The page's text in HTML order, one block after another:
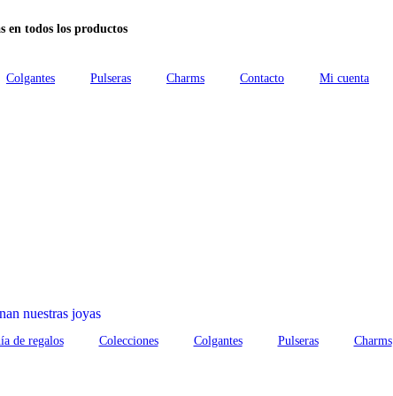
en todos los productos
Colgantes Pulseras Charms Contacto Mi cuenta
nuestras joyas
de regalos Colecciones Colgantes Pulseras Charms